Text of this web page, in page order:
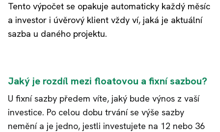
Tento výpočet se opakuje automaticky každý měsíc
a investor i úvěrový klient vždy ví, jaká je aktuální
sazba u daného projektu.
Jaký je rozdíl mezi floatovou a fixní sazbou?
U fixní sazby předem víte, jaký bude výnos z vaší
investice. Po celou dobu trvání se výše sazby
nemění a je jedno, jestli investujete na 12 nebo 36